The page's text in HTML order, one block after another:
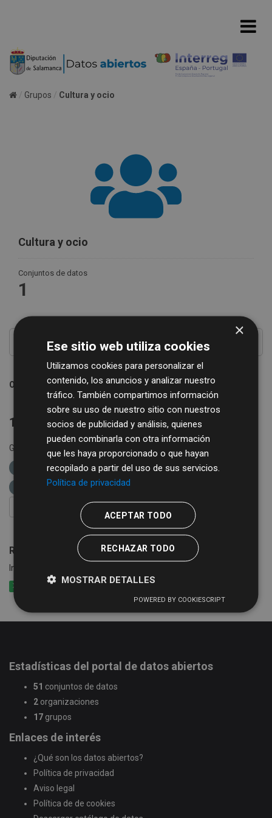
Grupos Cultura y ocio
Cultura y ocio
Conjuntos de datos
1
Ordenar por
1 conjunto de datos encontrado
Grupos: Cultura y ocio Formatos:
diputación de salamanca
libros
bibliobus
FILTRAR RESULTADOS
Rutas de Bibliobús
Información de las rutas y calendario del Servicio de Bibliobús
XLSX CSV
Estadísticas del portal de datos abiertos
51 conjuntos de datos
2 organizaciones
17 grupos
Enlaces de interés
¿Qué son los datos abiertos?
Política de privacidad
Aviso legal
Política de de cookies
×
Ese sitio web utiliza cookies
Utilizamos cookies para personalizar el
contenido, los anuncios y analizar nuestro
tráfico. También compartimos información
sobre su uso de nuestro sitio con nuestros
socios de publicidad y análisis, quienes
pueden combinarla con otra información
que les haya proporcionado o que hayan
recopilado a partir del uso de sus servicios.
Política de privacidad
ACEPTAR TODO
RECHAZAR TODO
MOSTRAR DETALLES
POWERED BY COOKIESCRIPT